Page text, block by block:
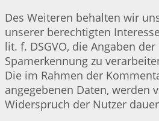
Des Weiteren behalten wir
unserer berechtigten
lit. f. DSGVO, die Angaben
Spamerkennung zu
Die im Rahmen der
angegebenen Daten, werden
Widerspruch der Nutzer